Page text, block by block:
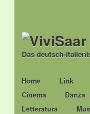
Das deutsch-
Main menu
Skip
to
content
Home Link
Cinema
Danza
Letteratura